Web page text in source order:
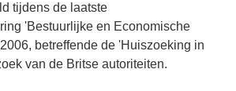
tijdens de laatste
'Bestuurlijke en Economische
betreffende de 'Huiszoeking in
van de Britse autoriteiten.